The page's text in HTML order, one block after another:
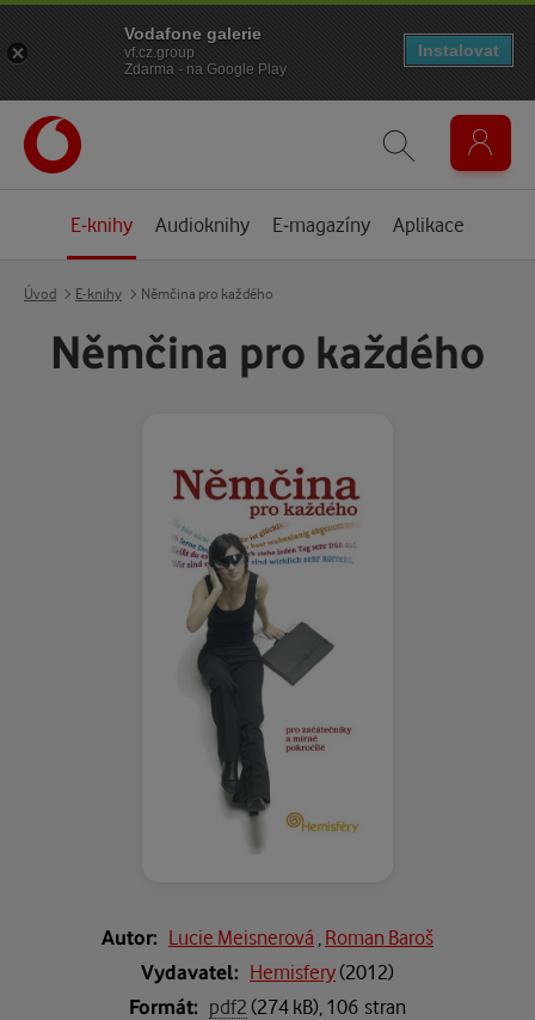
E-knihy Audioknihy E-magazíny Aplikace
Úvod E-knihy Němčina pro každého
Němčina pro každého
Autor: Lucie Meisnerová Roman Baroš
Vydavatel: Hemisfery(2012)
Formát: pdf2(274 kB), 106 stran
Vodafone galerie
vf.cz.group
Zdarma - na Google Play
Instalovat